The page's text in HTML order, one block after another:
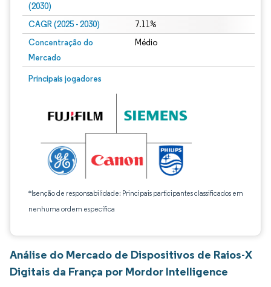
(2030)
CAGR (2025 - 2030) 7.11%
Concentração do
Mercado
Médio
Principais jogadores
*Isenção de responsabilidade: Principais participantes classificados em
nenhuma ordem específica
Análise do Mercado de Dispositivos de Raios-X
Digitais da França por Mordor Intelligence